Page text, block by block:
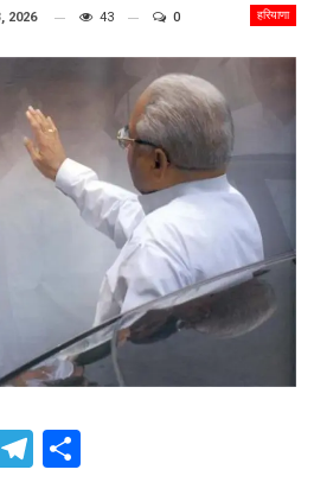
हरियाणा
2026 43 0
Telegram